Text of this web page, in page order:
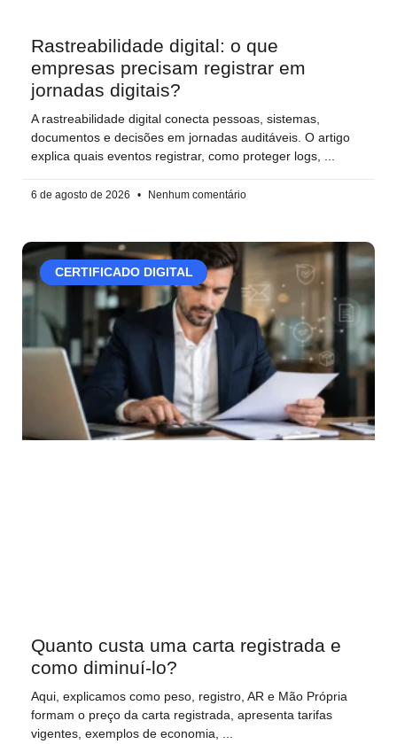
Rastreabilidade digital: o que
empresas precisam registrar em
jornadas digitais?
A rastreabilidade digital conecta pessoas, sistemas,
documentos e decisões em jornadas auditáveis. O artigo
explica quais eventos registrar, como proteger logs,
6 de agosto de 2026 Nenhum comentário
CERTIFICADO DIGITAL
Quanto custa uma carta registrada e
como diminuí-lo?
Aqui, explicamos como peso, registro, AR e Mão Própria
formam o preço da carta registrada, apresenta tarifas
vigentes, exemplos de economia,